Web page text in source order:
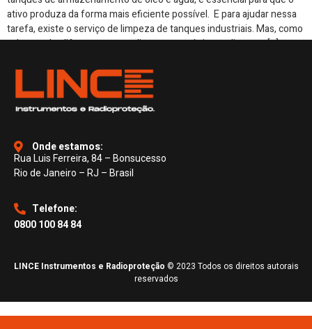
ativo produza da forma mais eficiente possível. E para ajudar nessa
tarefa, existe o serviço de limpeza de tanques industriais. Mas, como
saber qual a diferença entre a limpeza mecânica e a limpeza […]
Onde estamos:
Rua Luis Ferreira, 84 – Bonsucesso
Rio de Janeiro – RJ – Brasil
Telefone:
0800 100 84 84
LINCE Instrumentos e Radioproteção © 2023 Todos os direitos autorais
reservados